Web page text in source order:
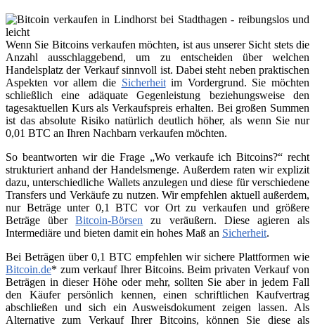
Wenn Sie Bitcoins verkaufen möchten, ist aus unserer Sicht stets die
Anzahl ausschlaggebend, um zu entscheiden über welchen
Handelsplatz der Verkauf sinnvoll ist. Dabei steht neben praktischen
Aspekten vor allem die Sicherheitim Vordergrund. Sie möchten
schließlich eine adäquate Gegenleistung beziehungsweise den
tagesaktuellen Kurs als Verkaufspreis erhalten. Bei großen Summen
ist das absolute Risiko natürlich deutlich höher, als wenn Sie nur
0,01 BTC an Ihren Nachbarn verkaufen möchten.
So beantworten wir die Frage „Wo verkaufe ich Bitcoins?“ recht
strukturiert anhand der Handelsmenge. Außerdem raten wir explizit
dazu, unterschiedliche Wallets anzulegen und diese für verschiedene
Transfers und Verkäufe zu nutzen. Wir empfehlen aktuell außerdem,
nur Beträge unter 0,1 BTC vor Ort zu verkaufen und größere
Beträge überBitcoin-Börsen zu veräußern. Diese agieren als
Intermediäre und bieten damit ein hohes Maß an Sicherheit.
Bei Beträgen über 0,1 BTC empfehlen wir sichere Plattformen wie
Bitcoin.de* zum verkauf Ihrer Bitcoins. Beim privaten Verkauf von
Beträgen in dieser Höhe oder mehr, sollten Sie aber in jedem Fall
den Käufer persönlich kennen, einen schriftlichen Kaufvertrag
abschließen und sich ein Ausweisdokument zeigen lassen. Als
Alternative zum Verkauf Ihrer Bitcoins, können Sie diese als